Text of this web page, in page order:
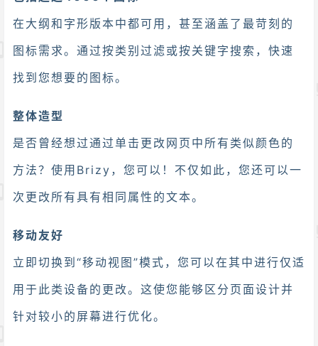
在大纲和字形版本中都可用，甚至涵盖了最苛刻的
图标需求。通过按类别过滤或按关键字搜索，快速
找到您想要的图标。
整体造型
是否曾经想过通过单击更改网页中所有类似颜色的
方法？使用Brizy，您可以！不仅如此，您还可以一
次更改所有具有相同属性的文本。
移动友好
立即切换到“移动视图”模式，您可以在其中进行仅适
用于此类设备的更改。这使您能够区分页面设计并
针对较小的屏幕进行优化。